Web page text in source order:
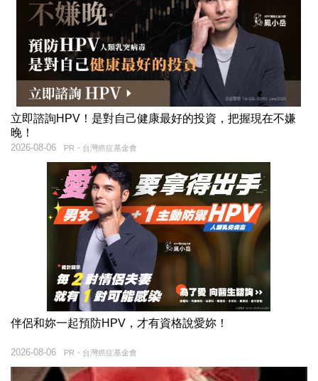
立即諮詢HPV！是對自己健康最好的投資，把握現在不嫌
晚！
PR・台灣癌症基金會
2026-08-06
伴侶和妳一起預防HPV，才有資格說愛妳！
PR・台灣癌症基金會
2026-08-06